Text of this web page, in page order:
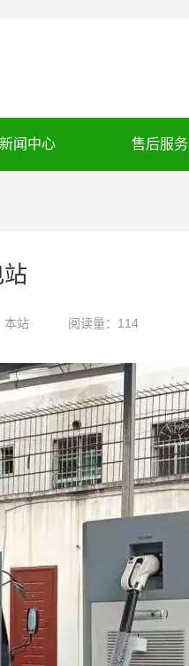
新闻中心 售后服务
本站 阅读量：114